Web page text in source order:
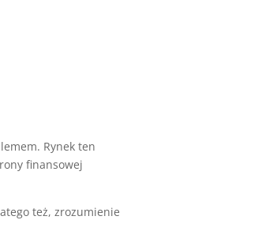
Rynek ten
finansowej
też, zrozumienie